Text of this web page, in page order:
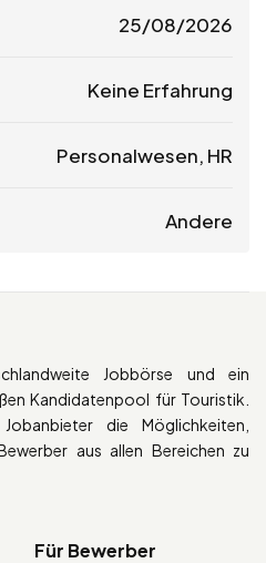
25/08/2026
Keine Erfahrung
Personalwesen, HR
Andere
Jobbörse und ein
Kandidatenpool für Touristik.
die Möglichkeiten,
aus allen Bereichen zu
Für Bewerber